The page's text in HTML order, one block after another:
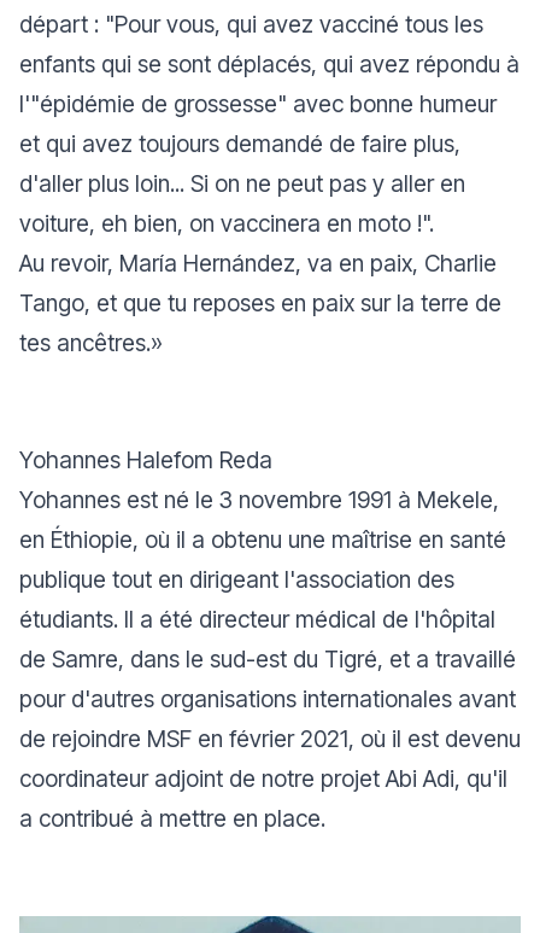
départ : "Pour vous, qui avez vacciné tous les
enfants qui se sont déplacés, qui avez répondu à
l'"épidémie de grossesse" avec bonne humeur
et qui avez toujours demandé de faire plus,
d'aller plus loin... Si on ne peut pas y aller en
voiture, eh bien, on vaccinera en moto !".
Au revoir, María Hernández, va en paix, Charlie
Tango, et que tu reposes en paix sur la terre de
tes ancêtres.»
Yohannes Halefom Reda
Yohannes est né le 3 novembre 1991 à Mekele,
en Éthiopie, où il a obtenu une maîtrise en santé
publique tout en dirigeant l'association des
étudiants. Il a été directeur médical de l'hôpital
de Samre, dans le sud-est du Tigré, et a travaillé
pour d'autres organisations internationales avant
de rejoindre MSF en février 2021, où il est devenu
coordinateur adjoint de notre projet Abi Adi, qu'il
a contribué à mettre en place.